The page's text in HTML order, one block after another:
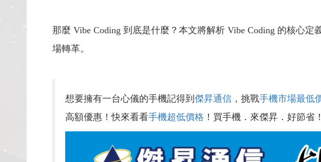
那麼 Vibe Coding 到底是什麼？本文將解析 Vibe Coding 的核心
場轉革。
想要擁有一台心儀的手機記得到 傑昇通信 ，挑戰手機市場最低
高額優惠！快來看看手機超低價格 ！買手機．來傑昇．好節省！